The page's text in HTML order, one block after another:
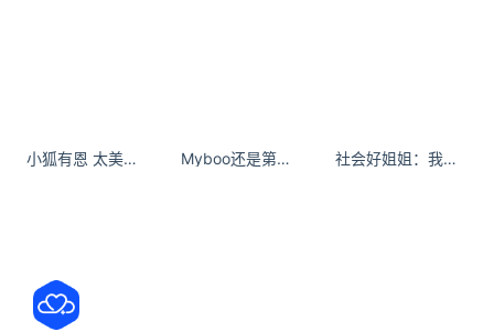
07月08日 10:16
友情链接：
小狐有恩 太美了老婆（吸溜…- 小红书 Myboo还是第一个最好 社会好姐姐：我爱你比爱我还爱你@杭沪好市民